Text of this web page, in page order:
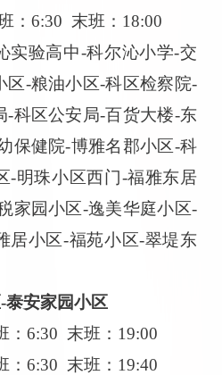
： 6:30 末班：18:00
实验高中-科尔沁小学-交
区-粮油小区-科区检察院-
-科区公安局-百货大楼-东
保健院-博雅名郡小区-科
-明珠小区西门-福雅东居
家园小区-逸美华庭小区-
居小区-福苑小区-翠堤东
泰安家园小区
： 6:30 末班：19:00
： 6:30 末班：19:40